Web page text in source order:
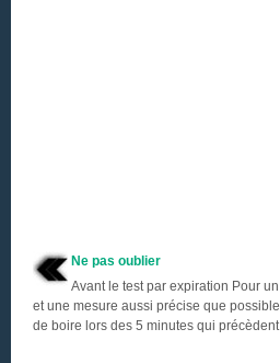
Ne pas oublier
Avant le test par expiration Pour
et une mesure aussi précise que
de boire lors des 5 minutes qui précèdent